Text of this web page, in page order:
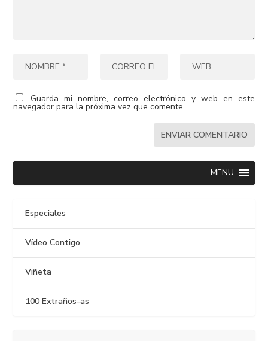
Guarda mi nombre, correo electrónico y web en este
navegador para la próxima vez que comente.
MENU
Especiales
Vídeo Contigo
Viñeta
100 Extraños-as